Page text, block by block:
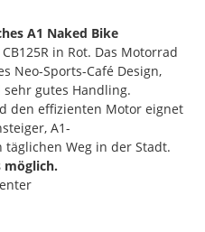
A1 Naked Bike
in Rot. Das Motorrad
Neo-Sports-Café Design,
gutes Handling.
den effizienten Motor eignet
A1-
Weg in der Stadt.
möglich.